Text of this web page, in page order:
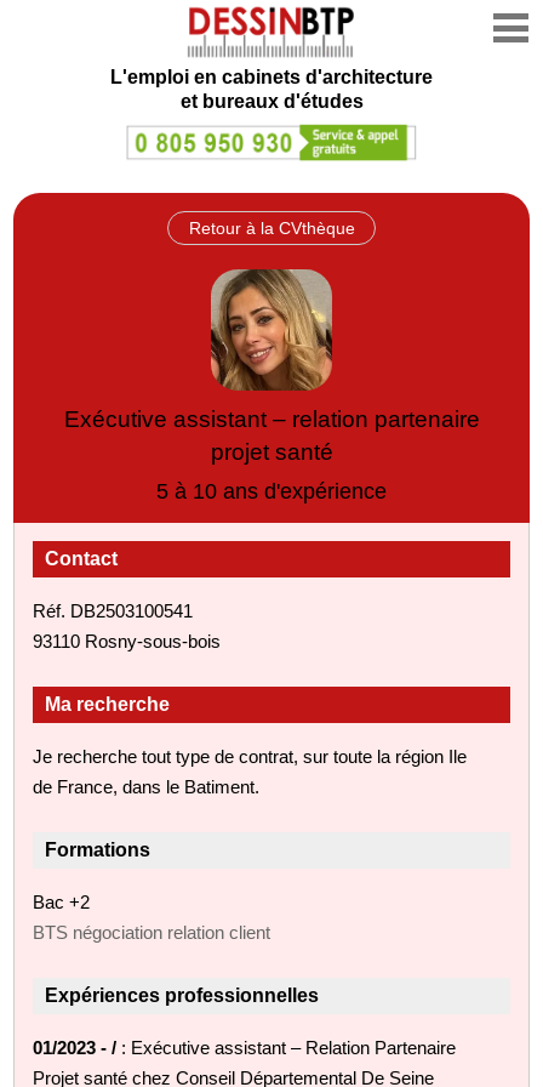
L'emploi en cabinets d'architecture
et bureaux d'études
Retour à la CVthèque
Exécutive assistant – relation partenaire
projet santé
5 à 10 ans d'expérience
Contact
Réf. DB2503100541
93110 Rosny-sous-bois
Ma recherche
Je recherche tout type de contrat, sur toute la région Ile
de France, dans le Batiment.
Formations
Bac +2
BTS négociation relation client
Expériences professionnelles
01/2023 - / : Exécutive assistant – Relation Partenaire
Projet santé chez Conseil Départemental De Seine